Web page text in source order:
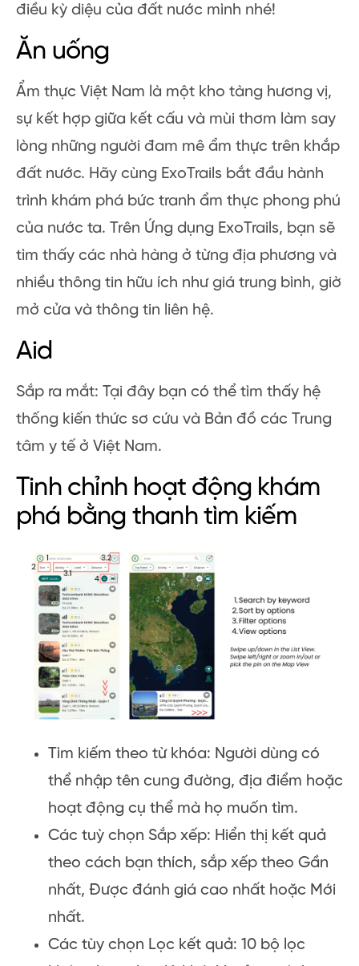
điều kỳ diệu của đất nước mình nhé!
Ăn uống
Ẩm thực Việt Nam là một kho tàng hương vị,
sự kết hợp giữa kết cấu và mùi thơm làm say
lòng những người đam mê ẩm thực trên khắp
đất nước. Hãy cùng ExoTrails bắt đầu hành
trình khám phá bức tranh ẩm thực phong phú
của nước ta. Trên Ứng dụng ExoTrails, bạn sẽ
tìm thấy các nhà hàng ở từng địa phương và
nhiều thông tin hữu ích như giá trung bình, giờ
mở cửa và thông tin liên hệ.
Aid
Sắp ra mắt: Tại đây bạn có thể tìm thấy hệ
thống kiến ​​thức sơ cứu và Bản đồ các Trung
tâm y tế ở Việt Nam.
Tinh chỉnh hoạt động khám
phá bằng thanh tìm kiếm
Tìm kiếm theo từ khóa: Người dùng có
thể nhập tên cung đường, địa điểm hoặc
hoạt động cụ thể mà họ muốn tìm.
Các tuỳ chọn Sắp xếp: Hiển thị kết quả
theo cách bạn thích, sắp xếp theo Gần
nhất, Được đánh giá cao nhất hoặc Mới
nhất.
Các tùy chọn Lọc kết quả: 10 bộ lọc